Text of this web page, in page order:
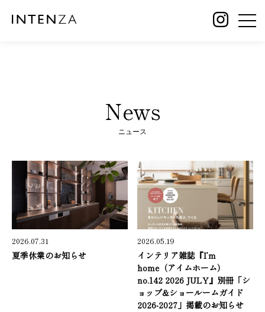
News
ニュース
2026.07.31
夏季休業のお知らせ
2026.05.19
インテリア雑誌『I’m
home（アイムホーム）
no.142 2026 JULY』別冊「シ
ョップ&ショールームガイド
2026-2027」掲載のお知らせ